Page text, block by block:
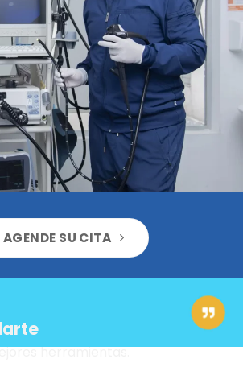
AGENDE SU CITA
herramientas.